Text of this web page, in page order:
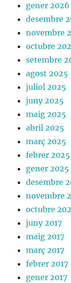
gener 2026
desembre
novembre
octubre
setembre
agost 2025
juliol 2025
juny 2025
maig 2025
abril 2025
març 2025
febrer 2025
gener 2025
desembre
novembre
octubre
juny 2017
maig 2017
març 2017
febrer 2017
gener 2017